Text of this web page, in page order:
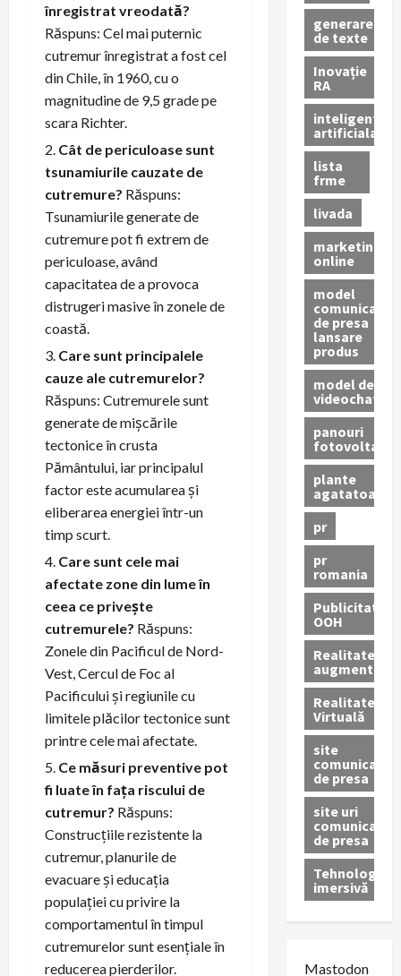
înregistrat vreodată?
Răspuns: Cel mai puternic
cutremur înregistrat a fost cel
din Chile, în 1960, cu o
magnitudine de 9,5 grade pe
scara Richter.
Cât de periculoase sunt
tsunamiurile cauzate de
cutremure? Răspuns:
Tsunamiurile generate de
cutremure pot fi extrem de
periculoase, având
capacitatea de a provoca
distrugeri masive în zonele de
coastă.
Care sunt principalele
cauze ale cutremurelor?
Răspuns: Cutremurele sunt
generate de mișcările
tectonice în crusta
Pământului, iar principalul
factor este acumularea și
eliberarea energiei într-un
timp scurt.
Care sunt cele mai
afectate zone din lume în
ceea ce privește
cutremurele? Răspuns:
Zonele din Pacificul de Nord-
Vest, Cercul de Foc al
Pacificului și regiunile cu
limitele plăcilor tectonice sunt
printre cele mai afectate.
Ce măsuri preventive pot
fi luate în fața riscului de
cutremur? Răspuns:
Construcțiile rezistente la
cutremur, planurile de
evacuare și educația
populației cu privire la
comportamentul în timpul
cutremurelor sunt esențiale în
reducerea pierderilor.
generare
de texte
Inovație
RA
inteligenta
artificiala
lista
frme
livada
marketing
online
model
comunicat
de presa
lansare
produs
model de
videochat
panouri
fotovoltaice
plante
agatatoare
pr
pr
romania
Publicitate
OOH
Realitatea
augmentată
Realitatea
Virtuală
site
comunicate
de presa
site uri
comunicate
de presa
Tehnologie
imersivă
Mastodon